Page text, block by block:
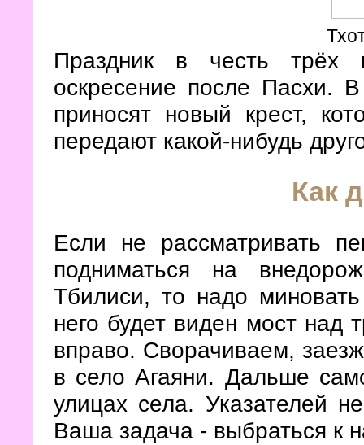
Праздник в честь трёх
оскресение после Пасхи.
приносят новый крест,
передают какой-нибудь
Как
Если не рассматривать
подниматься на
Тбилиси, то надо
него будет виден мост над
вправо. Сворачиваем,
в село Агаяни. Дальше
улицах села. Указателей
Ваша задача - выбраться к